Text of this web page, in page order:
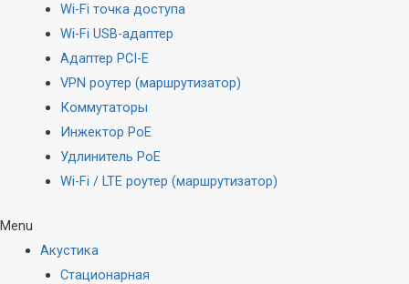
Wi-Fi точка доступа
Wi-Fi USB-адаптер
Адаптер PCI-E
VPN роутер (маршрутизатор)
Коммутаторы
Инжектор PoE
Удлинитель PoE
Wi-Fi / LTE роутер (маршрутизатор)
Menu
Акустика
Стационарная